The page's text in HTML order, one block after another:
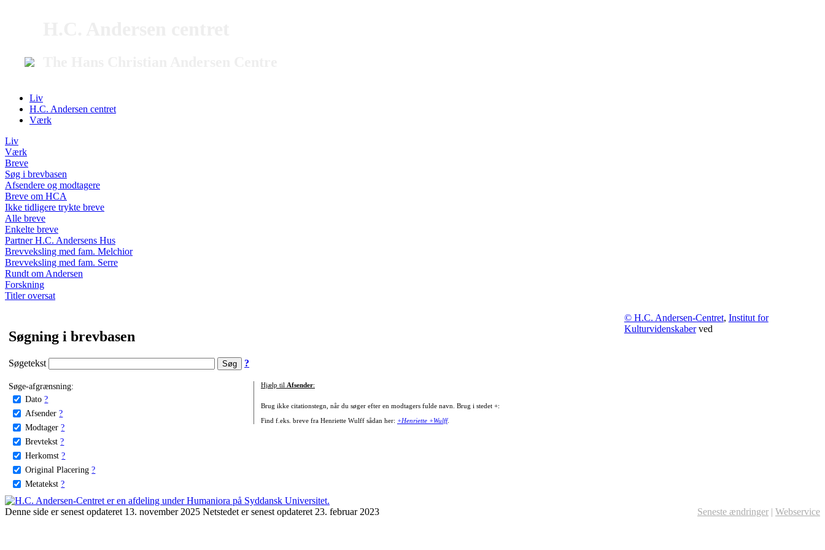
Liv
H.C. Andersen centret
Værk
Liv
Værk
Breve
Søg i brevbasen
Afsendere og modtagere
Breve om HCA
Ikke tidligere trykte breve
Alle breve
Enkelte breve
Partner H.C. Andersens Hus
Brevveksling med fam. Melchior
Brevveksling med fam. Serre
Rundt om Andersen
Forskning
Titler oversat
Søgning i brevbasen
Søgetekst ?
Søge-afgrænsning:
Dato ?
Afsender ?
Modtager ?
Brevtekst ?
Herkomst ?
Original Placering ?
Metatekst ?
Hjælp til Afsender:
Brug ikke citationstegn, når du søger efter en modtagers fulde navn. Brug i stedet +:
Find f.eks. breve fra Henriette Wulff sådan her: +Henriette +Wulff.
© H.C. Andersen-Centret, Institut for
Kulturvidenskaberved
Denne side er senest opdateret 13. november 2025 Netstedet er senest opdateret 23. februar 2023 Seneste ændringer | Webservice